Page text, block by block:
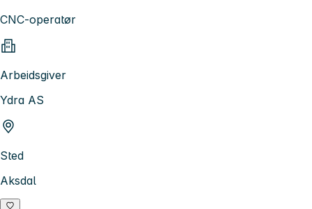
CNC-operatør
Arbeidsgiver
Ydra AS
Sted
Aksdal